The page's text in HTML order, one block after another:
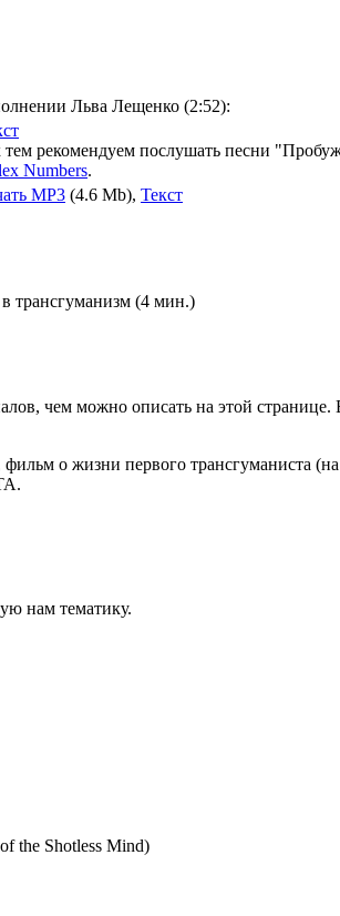
Льва Лещенко (2:52):
рекомендуем послушать песни
Numbers.
MP3 (4.6 Mb), Текст
трансгуманизм (4 мин.)
чем можно описать на этой
фильм о жизни первого трансгуманиста
нам тематику.
the Shotless Mind)